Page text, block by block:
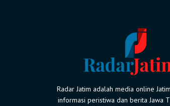
Radar Jatim adalah media online
informasi peristiwa dan berita Jawa